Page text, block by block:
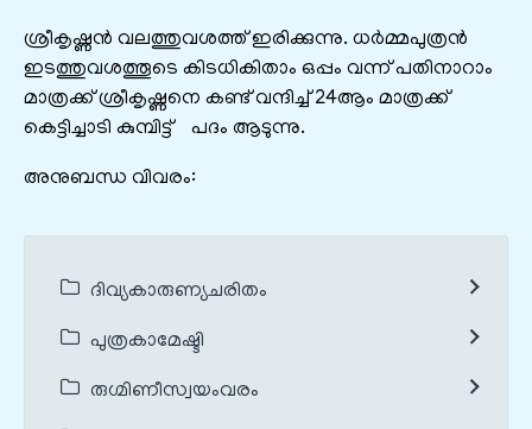
ശ്രീകൃഷ്ണൻ വലത്തുവശത്ത് ഇരിക്കുന്നു. ധർമ്മപുത്രൻ
ഇടത്തുവശത്തൂടെ കിടധികിതാം ഒപ്പം വന്ന് പതിനാറാം
മാത്രക്ക് ശ്രീകൃഷ്ണനെ കണ്ട് വന്ദിച്ച് 24ആം മാത്രക്ക്
കെട്ടിച്ചാടി കുമ്പിട്ട് പദം ആടുന്നു.
അനുബന്ധ വിവരം:
ദിവ്യകാരുണ്യചരിതം
പുത്രകാമേഷ്ടി
രുഗ്മിണീസ്വയംവരം